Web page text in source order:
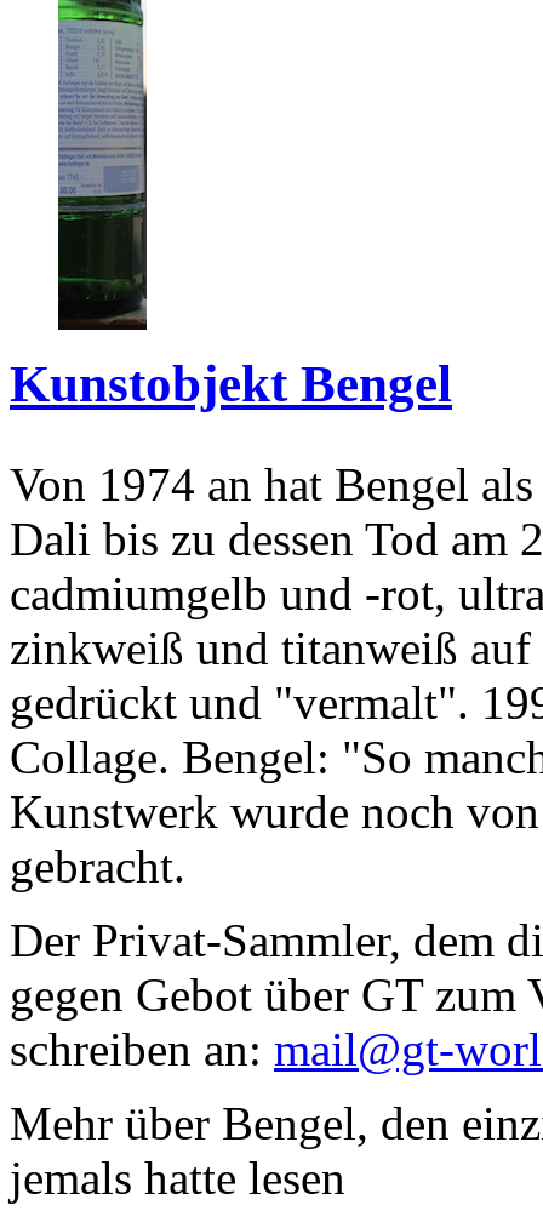
Kunstobjekt Bengel
Von 1974 an hat Bengel
Dali bis zu dessen Tod am
cadmiumgelb und -rot,
zinkweiß und titanweiß
gedrückt und "vermalt".
Collage. Bengel: "So
Kunstwerk wurde noch
gebracht.
Der Privat-Sammler, dem
gegen Gebot über GT zum
schreiben an: mail@gt-
Mehr über Bengel, den
jemals hatte lesen